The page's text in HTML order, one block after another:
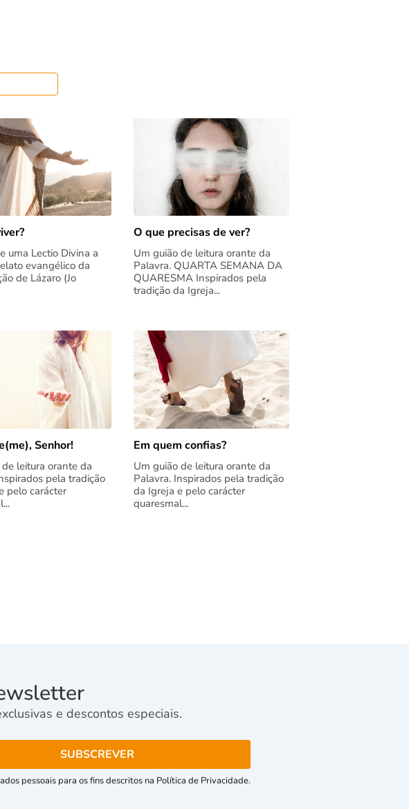
uma Lectio Divina a
evangélico da
de Lázaro (Jo
O que precisas de ver?
Um guião de leitura orante da
Palavra. QUARTA SEMANA DA
QUARESMA Inspirados pela
tradição da Igreja...
Senhor!
leitura orante da
pela tradição
pelo carácter
Em quem confias?
Um guião de leitura orante da
Palavra. Inspirados pela tradição
da Igreja e pelo carácter
quaresmal...
e descontos especiais.
pessoais para os fins descritos na Política de Privacidade.